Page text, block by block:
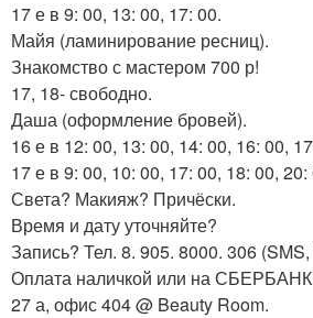
17 е в 9: 00, 13: 00, 17: 00.
Майя (ламинирование ресниц).
Знакомство с мастером 700 р!
17, 18- свободно.
Даша (оформление бровей).
16 е в 12: 00, 13: 00, 14: 00, 16: 00,
17 е в 9: 00, 10: 00, 17: 00, 18: 00, 20:
Света? Макияж? Причёски.
Время и дату уточняйте?
Запись? Тел. 8. 905. 8000. 306
Оплата наличкой или на
27 а, офис 404 @ Beauty Room.